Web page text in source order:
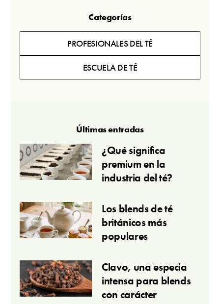
Categorías
PROFESIONALES DEL TÉ
ESCUELA DE TÉ
Últimas entradas
¿Qué significa
premium en la
industria del té?
Los blends de té
británicos más
populares
Clavo, una especia
intensa para blends
con carácter